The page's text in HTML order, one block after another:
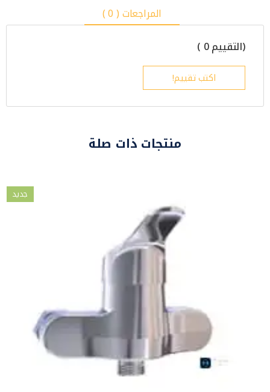
المراجعات ( 0 )
(التقييم 0 )
اكتب تقييم!
منتجات ذات صلة
جديد